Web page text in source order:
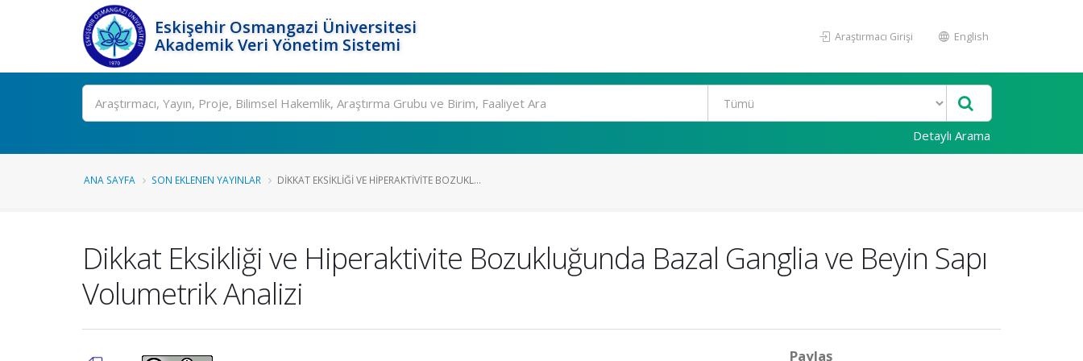
Eskişehir Osmangazi Üniversitesi
Akademik Veri Yönetim Sistemi
Araştırmacı Girişi English
Ara
Detaylı Arama
ANA SAYFA SON EKLENEN YAYINLAR DIKKAT EKSIKLIĞI VE HIPERAKTIVITE BOZUKL...
Dikkat Eksikliği ve Hiperaktivite Bozukluğunda Bazal Ganglia ve Beyin Sapı
Volumetrik Analizi
Paylaş